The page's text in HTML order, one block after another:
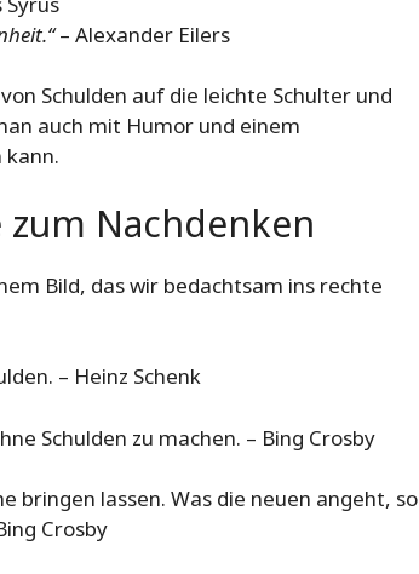
– Alexander Eilers
Schulden auf die leichte Schulter und
auch mit Humor und einem
Nachdenken
Bild, das wir bedachtsam ins rechte
– Heinz Schenk
Schulden zu machen. – Bing Crosby
bringen lassen. Was die neuen angeht, so
Crosby